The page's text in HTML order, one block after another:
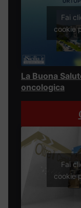
Fai
cookie
La Buona
oncologica
Fai
cookie